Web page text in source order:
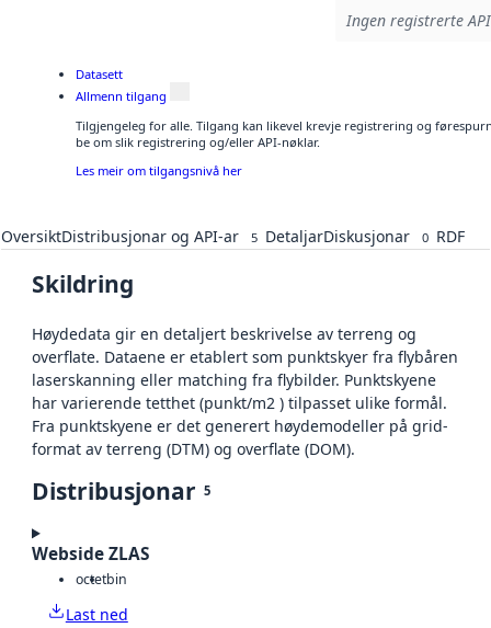
Ingen registrerte
Datasett
Allmenn tilgang
Tilgjengeleg for alle. Tilgang kan likevel krevje registrering og
be om slik registrering og/eller API-nøklar.
Les meir om tilgangsnivå her
OversiktDistribusjonar og API-ar 5 DetaljarDiskusjonar 0 RDF
Skildring
Høydedata gir en detaljert beskrivelse av terreng og
overflate. Dataene er etablert som punktskyer fra flybåren
laserskanning eller matching fra flybilder. Punktskyene
har varierende tetthet (punkt/m2 ) tilpasset ulike formål.
Fra punktskyene er det generert høydemodeller på grid-
format av terreng (DTM) og overflate (DOM).
Distribusjonar 5
Webside ZLAS
octetbin
Last ned